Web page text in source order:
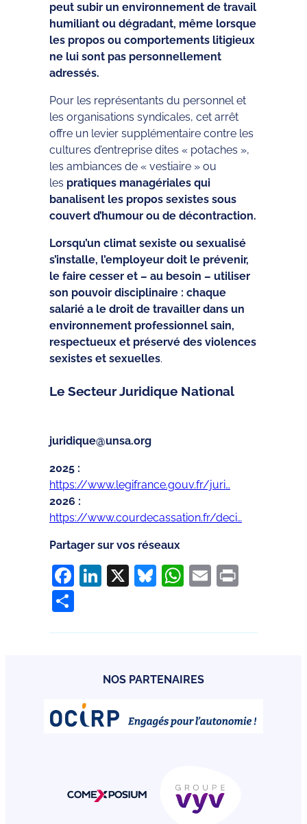
peut subir un environnement de travail
humiliant ou dégradant, même lorsque
les propos ou comportements litigieux
ne lui sont pas personnellement
adressés.
Pour les représentants du personnel et
les organisations syndicales, cet arrêt
offre un levier supplémentaire contre les
cultures d’entreprise dites « potaches »,
les ambiances de « vestiaire » ou
les pratiques managériales qui
banalisent les propos sexistes sous
couvert d’humour ou de décontraction.
Lorsqu’un climat sexiste ou sexualisé
s’installe, l’employeur doit le prévenir,
le faire cesser et – au besoin – utiliser
son pouvoir disciplinaire : chaque
salarié a le droit de travailler dans un
environnement professionnel sain,
respectueux et préservé des violences
sexistes et sexuelles.
Le Secteur Juridique National
juridique@unsa.org
2025 :
https://www.legifrance.gouv.fr/juri…
2026 :
https://www.courdecassation.fr/deci…
Partager sur vos réseaux
Facebook
LinkedIn
X Bluesky
WhatsApp
Email
NOS PARTENAIRES